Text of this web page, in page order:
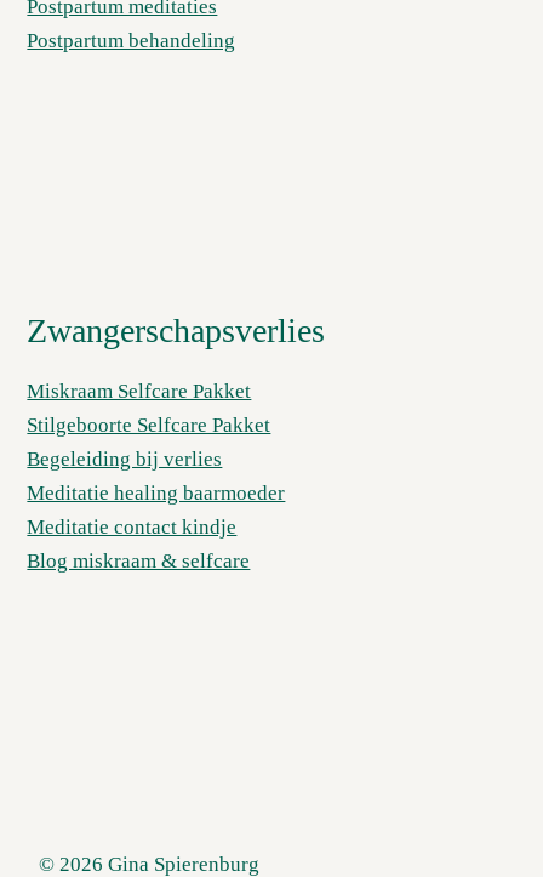
Postpartum meditaties
Postpartum behandeling
Zwangerschapsverlies
Miskraam Selfcare Pakket
Stilgeboorte Selfcare Pakket
Begeleiding bij verlies
Meditatie healing baarmoeder
Meditatie contact kindje
Blog miskraam & selfcare
© 2026 Gina Spierenburg